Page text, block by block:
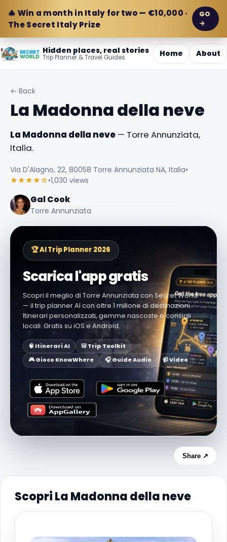
🎄 Win a month in Italy for two — €10,000 ·
The Secret Italy Prize
GO
→
Hidden places, real stories
Trip Planner & Travel Guides Home About
← Back
La Madonna della neve
La Madonna della neve — Torre Annunziata,
Italia.
Via D'Alagno, 22, 80058 Torre Annunziata NA, Italia•
★★★★☆•1,030 views
Gal Cook
Torre Annunziata
🏆 AI Trip Planner 2026
Scarica l'app gratis
Scopri il meglio di Torre Annunziata con Secret World
— il trip planner AI con oltre 1 milione di destinazioni.
Itinerari personalizzati, gemme nascoste e consigli
locali. Gratis su iOS e Android.
🧠 Itinerari AI
🎒 Trip Toolkit
🎮 Gioco KnowWhere
🎧 Guide Audio 📹 Video
Share ↗
Scopri La Madonna della neve